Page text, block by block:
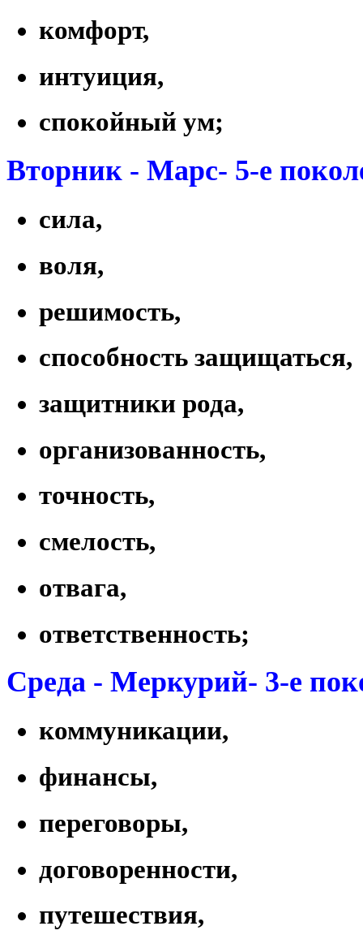
комфорт,
интуиция,
спокойный ум;
Вторник - Марс- 5-е
сила,
воля,
решимость,
способность защищаться,
защитники рода,
организованность,
точность,
смелость,
отвага,
ответственность;
Среда - Меркурий- 3-е
коммуникации,
финансы,
переговоры,
договоренности,
путешествия,